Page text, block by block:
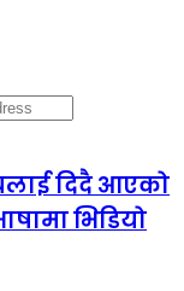
दिदै आएको
भिडियो